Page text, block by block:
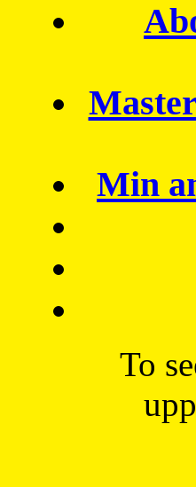
Min
To